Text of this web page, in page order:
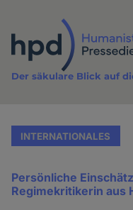
Inhalt
Der säkulare Blick auf
INTERNATIONALES
Persönliche
Regimekritikerin aus